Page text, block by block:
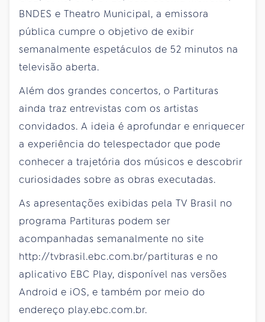
BNDES e Theatro Municipal, a emissora
pública cumpre o objetivo de exibir
semanalmente espetáculos de 52 minutos na
televisão aberta.
Além dos grandes concertos, o Partituras
ainda traz entrevistas com os artistas
convidados. A ideia é aprofundar e enriquecer
a experiência do telespectador que pode
conhecer a trajetória dos músicos e descobrir
curiosidades sobre as obras executadas.
As apresentações exibidas pela TV Brasil no
programa Partituras podem ser
acompanhadas semanalmente no site
http://tvbrasil.ebc.com.br/partituras e no
aplicativo EBC Play, disponível nas versões
Android e iOS, e também por meio do
endereço play.ebc.com.br.